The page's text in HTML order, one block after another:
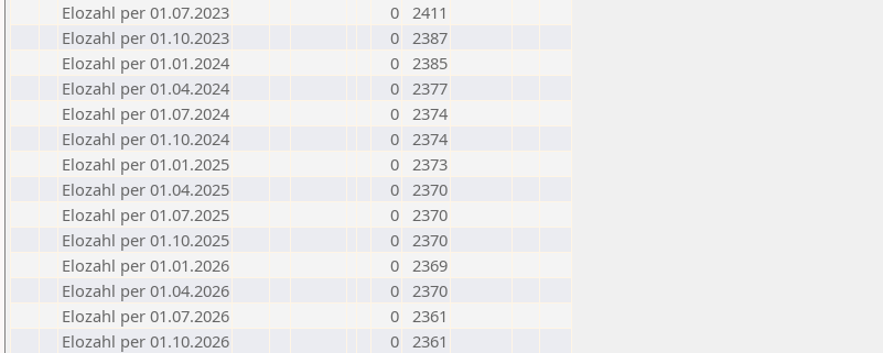
Elozahl per 01.07.2023
0 2411
Elozahl per 01.10.2023
0 2387
Elozahl per 01.01.2024
0 2385
Elozahl per 01.04.2024
0 2377
Elozahl per 01.07.2024
0 2374
Elozahl per 01.10.2024
0 2374
Elozahl per 01.01.2025
0 2373
Elozahl per 01.04.2025
0 2370
Elozahl per 01.07.2025
0 2370
Elozahl per 01.10.2025
0 2370
Elozahl per 01.01.2026
0 2369
Elozahl per 01.04.2026
0 2370
Elozahl per 01.07.2026
0 2361
Elozahl per 01.10.2026
0 2361